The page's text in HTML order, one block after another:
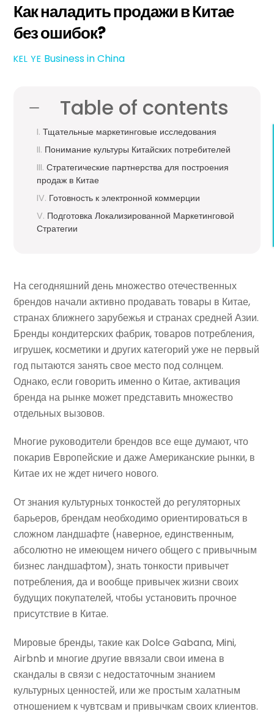
Как наладить продажи в Китае
без ошибок?
KEL YE Business in China
Table of contents
Тщательные маркетинговые исследования
Понимание культуры Китайских потребителей
Стратегические партнерства для построения
продаж в Китае
Готовность к электронной коммерции
Подготовка Локализированной Маркетинговой
Стратегии
На сегодняшний день множество отечественных
брендов начали активно продавать товары в Китае,
странах ближнего зарубежья и странах средней Азии.
Бренды кондитерских фабрик, товаров потребления,
игрушек, косметики и других категорий уже не первый
год пытаются занять свое место под солнцем.
Однако, если говорить именно о Китае, активация
бренда на рынке может представить множество
отдельных вызовов.
Многие руководители брендов все еще думают, что
покарив Европейские и даже Американские рынки, в
Китае их не ждет ничего нового.
От знания культурных тонкостей до регуляторных
барьеров, брендам необходимо ориентироваться в
сложном ландшафте (наверное, единственным,
абсолютно не имеющем ничего общего с привычным
бизнес ландшафтом), знать тонкости привычет
потребления, да и вообще привычек жизни своих
будущих покупателей, чтобы установить прочное
присутствие в Китае.
Мировые бренды, такие как Dolce Gabana, Mini,
Airbnb и многие другие ввязали свои имена в
скандалы в связи с недостаточным знанием
культурных ценностей, или же простым халатным
отношением к чувтсвам и привычкам своих клиентов.